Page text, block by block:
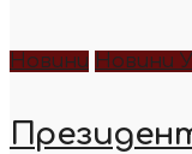
Новини Новини